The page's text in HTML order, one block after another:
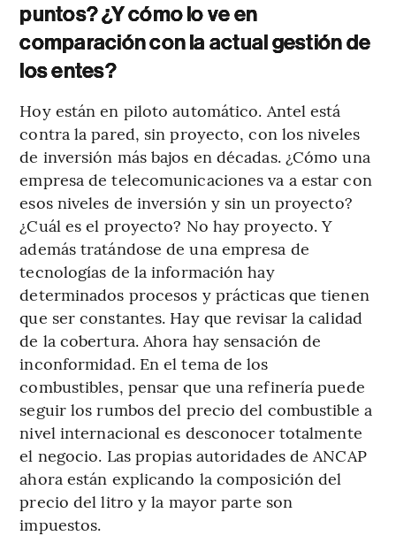
puntos? ¿Y cómo lo ve en
comparación con la actual gestión de
los entes?
Hoy están en piloto automático. Antel está
contra la pared, sin proyecto, con los niveles
de inversión más bajos en décadas. ¿Cómo una
empresa de telecomunicaciones va a estar con
esos niveles de inversión y sin un proyecto?
¿Cuál es el proyecto? No hay proyecto. Y
además tratándose de una empresa de
tecnologías de la información hay
determinados procesos y prácticas que tienen
que ser constantes. Hay que revisar la calidad
de la cobertura. Ahora hay sensación de
inconformidad. En el tema de los
combustibles, pensar que una refinería puede
seguir los rumbos del precio del combustible a
nivel internacional es desconocer totalmente
el negocio. Las propias autoridades de ANCAP
ahora están explicando la composición del
precio del litro y la mayor parte son
impuestos.